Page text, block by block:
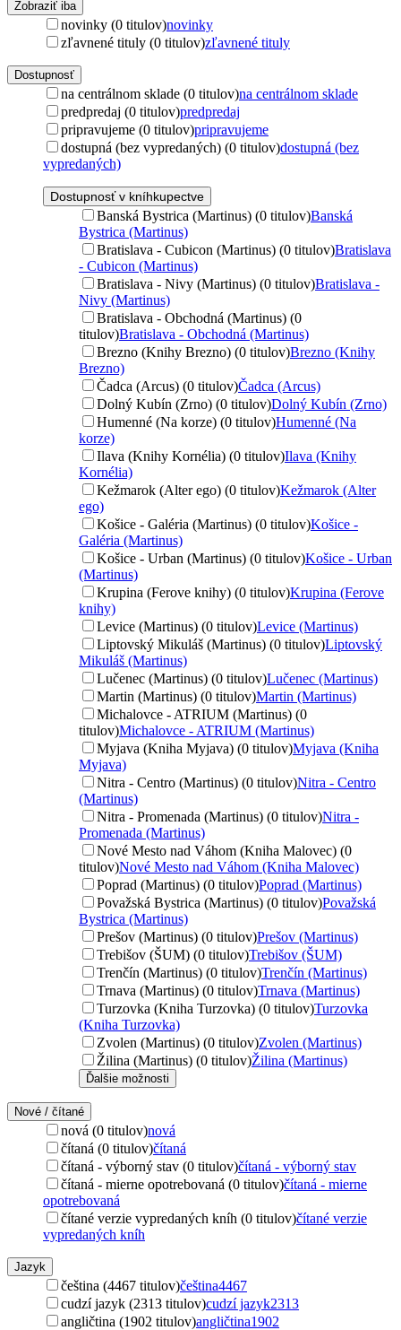
Zobraziť iba
novinky (0 titulov)novinky
zľavnené tituly (0 titulov)zľavnené tituly
Dostupnosť
na centrálnom sklade (0 titulov)na centrálnom sklade
predpredaj (0 titulov)predpredaj
pripravujeme (0 titulov)pripravujeme
dostupná (bez vypredaných) (0 titulov)dostupná (bez
vypredaných)
Dostupnosť v kníhkupectve
Banská Bystrica (Martinus) (0 titulov)Banská
Bystrica (Martinus)
Bratislava - Cubicon (Martinus) (0 titulov)Bratislava
- Cubicon (Martinus)
Bratislava - Nivy (Martinus) (0 titulov)Bratislava -
Nivy (Martinus)
Bratislava - Obchodná (Martinus) (0
titulov)Bratislava - Obchodná (Martinus)
Brezno (Knihy Brezno) (0 titulov)Brezno (Knihy
Brezno)
Čadca (Arcus) (0 titulov)Čadca (Arcus)
Dolný Kubín (Zrno) (0 titulov)Dolný Kubín (Zrno)
Humenné (Na korze) (0 titulov)Humenné (Na
korze)
Ilava (Knihy Kornélia) (0 titulov)Ilava (Knihy
Kornélia)
Kežmarok (Alter ego) (0 titulov)Kežmarok (Alter
ego)
Košice - Galéria (Martinus) (0 titulov)Košice -
Galéria (Martinus)
Košice - Urban (Martinus) (0 titulov)Košice - Urban
(Martinus)
Krupina (Ferove knihy) (0 titulov)Krupina (Ferove
knihy)
Levice (Martinus) (0 titulov)Levice (Martinus)
Liptovský Mikuláš (Martinus) (0 titulov)Liptovský
Mikuláš (Martinus)
Lučenec (Martinus) (0 titulov)Lučenec (Martinus)
Martin (Martinus) (0 titulov)Martin (Martinus)
Michalovce - ATRIUM (Martinus) (0
titulov)Michalovce - ATRIUM (Martinus)
Myjava (Kniha Myjava) (0 titulov)Myjava (Kniha
Myjava)
Nitra - Centro (Martinus) (0 titulov)Nitra - Centro
(Martinus)
Nitra - Promenada (Martinus) (0 titulov)Nitra -
Promenada (Martinus)
Nové Mesto nad Váhom (Kniha Malovec) (0
titulov)Nové Mesto nad Váhom (Kniha Malovec)
Poprad (Martinus) (0 titulov)Poprad (Martinus)
Považská Bystrica (Martinus) (0 titulov)Považská
Bystrica (Martinus)
Prešov (Martinus) (0 titulov)Prešov (Martinus)
Trebišov (ŠUM) (0 titulov)Trebišov (ŠUM)
Trenčín (Martinus) (0 titulov)Trenčín (Martinus)
Trnava (Martinus) (0 titulov)Trnava (Martinus)
Turzovka (Kniha Turzovka) (0 titulov)Turzovka
(Kniha Turzovka)
Zvolen (Martinus) (0 titulov)Zvolen (Martinus)
Žilina (Martinus) (0 titulov)Žilina (Martinus)
Ďalšie možnosti
Nové / čítané
nová (0 titulov)nová
čítaná (0 titulov)čítaná
čítaná - výborný stav (0 titulov)čítaná - výborný stav
čítaná - mierne opotrebovaná (0 titulov)čítaná - mierne
opotrebovaná
čítané verzie vypredaných kníh (0 titulov)čítané verzie
vypredaných kníh
Jazyk
čeština (4467 titulov)čeština4467
cudzí jazyk (2313 titulov)cudzí jazyk2313
angličtina (1902 titulov)angličtina1902